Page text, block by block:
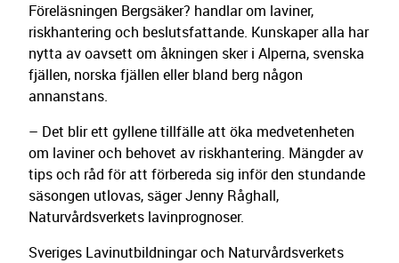
Föreläsningen Bergsäker? handlar om laviner,
riskhantering och beslutsfattande. Kunskaper alla har
nytta av oavsett om åkningen sker i Alperna, svenska
fjällen, norska fjällen eller bland berg någon
annanstans.
– Det blir ett gyllene tillfälle att öka medvetenheten
om laviner och behovet av riskhantering. Mängder av
tips och råd för att förbereda sig inför den stundande
säsongen utlovas, säger Jenny Råghall,
Naturvårdsverkets lavinprognoser.
Sveriges Lavinutbildningar och Naturvårdsverkets